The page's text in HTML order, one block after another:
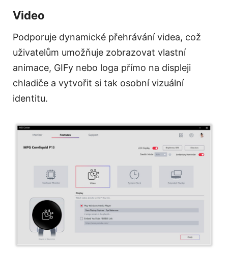
Video
Podporuje dynamické přehrávání videa, což
uživatelům umožňuje zobrazovat vlastní
animace, GIFy nebo loga přímo na displeji
chladiče a vytvořit si tak osobní vizuální
identitu.